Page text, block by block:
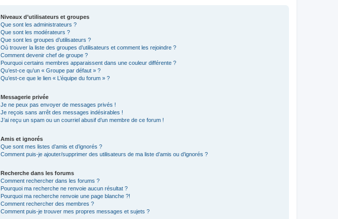
Niveaux d’utilisateurs et groupes
Que sont les administrateurs ?
Que sont les modérateurs ?
Que sont les groupes d’utilisateurs ?
Où trouver la liste des groupes d’utilisateurs et comment les rejoindre ?
Comment devenir chef de groupe ?
Pourquoi certains membres apparaissent dans une couleur différente ?
Qu’est-ce qu’un « Groupe par défaut » ?
Qu’est-ce que le lien « L’équipe du forum » ?
Messagerie privée
Je ne peux pas envoyer de messages privés !
Je reçois sans arrêt des messages indésirables !
J’ai reçu un spam ou un courriel abusif d’un membre de ce forum !
Amis et ignorés
Que sont mes listes d’amis et d’ignorés ?
Comment puis-je ajouter/supprimer des utilisateurs de ma liste d’amis ou d’ignorés ?
Recherche dans les forums
Comment rechercher dans les forums ?
Pourquoi ma recherche ne renvoie aucun résultat ?
Pourquoi ma recherche renvoie une page blanche ?!
Comment rechercher des membres ?
Comment puis-je trouver mes propres messages et sujets ?